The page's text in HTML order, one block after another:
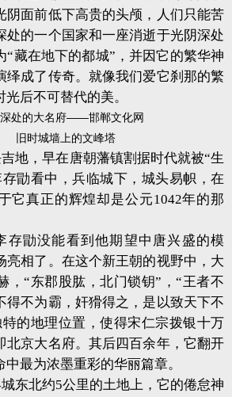
阴面前低下高贵的头颅，人们只能苦
处的一个国家和一座消逝于光阴深处
“藏在地下的都城”，并因它的繁华神
绎成了传奇。就像我们爱它刹那的繁
后不可替代的美。
旧时城墙上的文峰塔
地，早在唐朝藩镇割据时代就被“生
勖看中，兵临城下，城头易帜，在
它真正的辉煌却是公元1042年的那
存勖没能看到他期望中唐兴盛的模
亮相了。在这个新王朝的视野中，大
，“东郡股肱，北门锁钥”，“王者不
得不为霸，奸猾得之，是以致天下不
的地理位置，使得宋仁宗拨银十万
北京大名府。其后四百余年，它翻开
最为浓墨重彩的华丽篇章。
东北约5公里的土地上，它的倦怠神